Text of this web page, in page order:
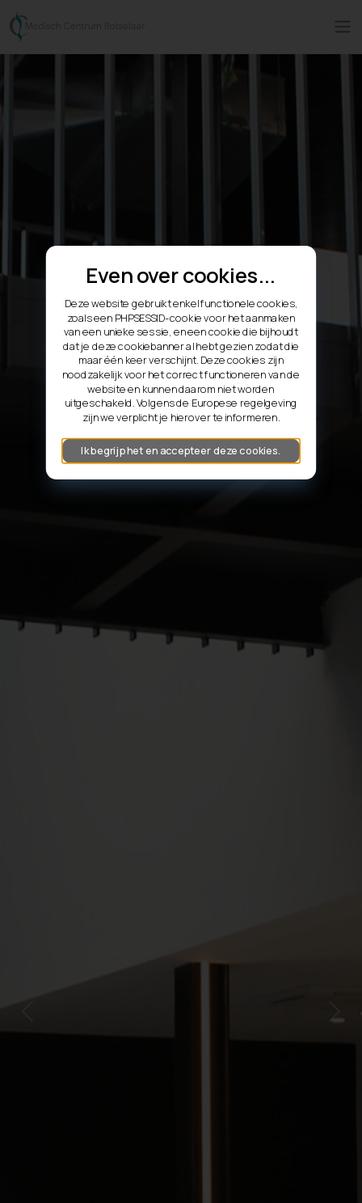
Next
Even over cookies...
Deze website gebruikt enkel functionele cookies,
zoals een PHPSESSID-cookie voor het aanmaken
van een unieke sessie, en een cookie die bijhoudt
dat je deze cookiebanner al hebt gezien zodat die
maar één keer verschijnt. Deze cookies zijn
noodzakelijk voor het correct functioneren van de
website en kunnen daarom niet worden
uitgeschakeld. Volgens de Europese regelgeving
zijn we verplicht je hierover te informeren.
Ik begrijp het en accepteer deze cookies.